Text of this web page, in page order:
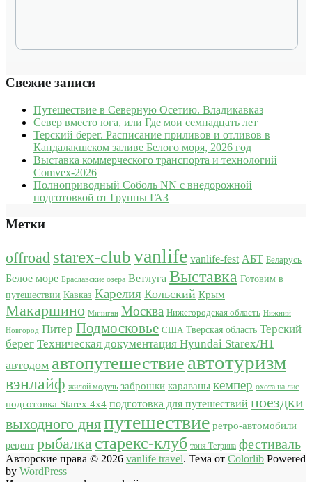
Свежие записи
Путешествие в Северную Осетию. Владикавказ
Север вместо юга, или Где мои семнадцать лет
Терский берег. Расписание приливов и отливов в
Кандалакшском заливе Белого моря, 2026 год
Выставка коммерческого транспорта и технологий
Comvex-2026
Полноприводный Соболь NN с внедорожной
подготовкой от Группы ГАЗ
Метки
offroad starex-clubvanlife vanlife-fest АБТ Беларусь
Белое море Браславские озера Ветлуга Выставка Готовим в
путешествии Кавказ Карелия Кольский Крым
Макаршино Мичиган Москва Нижегородская область Нижний
Новгород Питер Подмосковье США Тверская область Терский
берег Техническая документация Hyundai Starex/H1
автодом автопутешествие автотуризм
вэнлайф жилой модуль заброшки караваны кемпер охота на лис
подготовка Starex 4x4 подготовка для путешествий поездки
выходного дняпутешествие ретро-автомобили
рецепт рыбалка старекс-клуб тоня Тетрина фестиваль
Авторские права © 2026 vanlife travel. Тема от Colorlib Powered
by WordPress